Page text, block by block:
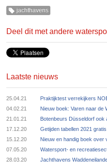
jachthavens
Deel dit met andere
Laatste nieuws
25.04.21
Praktijktest verrekijkers
04.02.21
Nieuw boek: Varen naar de
21.01.21
Botenbeurs Düsseldorf ook
17.12.20
Getijden tabellen 2021
15.12.20
Nieuw en handig boek over
07.05.20
Watersport- en
28.03.20
Jachthavens